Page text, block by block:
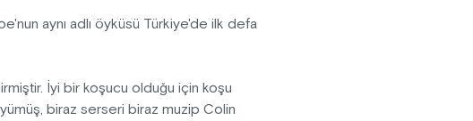
aynı adlı öyküsü Türkiye'de ilk defa
İyi bir koşucu olduğu için koşu
biraz serseri biraz muzip Colin